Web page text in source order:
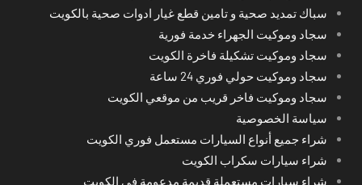
سباك تمديد صحية و تامين قطع غيار ادوات صحية بالكويت
سجاد وموكيت الجهراء خدمة فورية
سجاد وموكيت تشكيلة فاخرة الكويت
سجاد وموكيت حولي فوري 24 ساعة
سجاد وموكيت فاخر قريب من موقعي الكويت
سياسة الخصوصية
شراء جميع أنواع السيارات مستعمل فوري الكويت
شراء سيارات سكراب الكويت
شراء سيارات مستعملة قديمة مدعومة في الكويت